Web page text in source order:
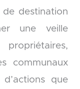
de destination
une veille
communaux
que